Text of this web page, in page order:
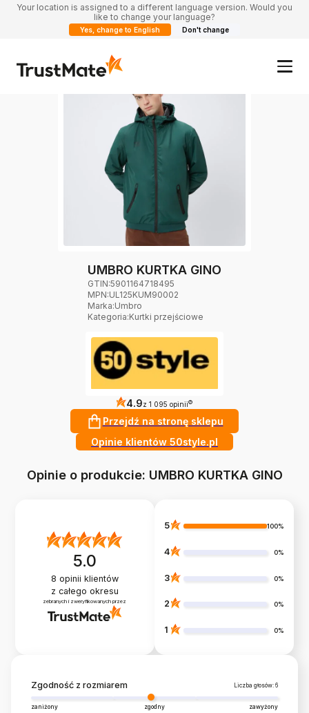
Your location is assigned to a different language version. Would you
like to change your language?
Yes, change to English Don't change
UMBRO KURTKA GINO
GTIN:5901164718495
MPN:UL125KUM90002
Marka:Umbro
Kategoria:Kurtki przejściowe
4.9z 1 095 opinii ?
Przejdź na stronę sklepu
Opinie klientów 50style.pl
Opinie o produkcie: UMBRO KURTKA GINO
5.0
8 opinii klientów
z całego okresu
zebranych i zweryfikowanych przez
5 100%
4 0%
3 0%
2 0%
1 0%
Zgodność z rozmiarem Liczba głosów: 6
zaniżony zgodny zawyżony